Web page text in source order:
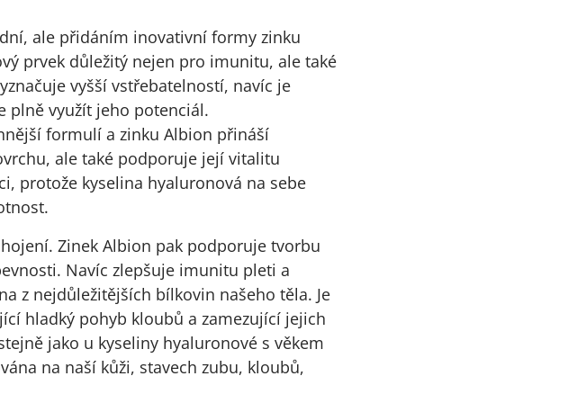
ale přidáním inovativní formy zinku
prvek důležitý nejen pro imunitu, ale také
vyšší vstřebatelností, navíc je
plně využít jeho potenciál.
formulí a zinku Albion přináší
ale také podporuje její vitalitu
protože kyselina hyaluronová na sebe
Zinek Albion pak podporuje tvorbu
Navíc zlepšuje imunitu pleti a
z nejdůležitějších bílkovin našeho těla. Je
hladký pohyb kloubů a zamezující jejich
jako u kyseliny hyaluronové s věkem
na naší kůži, stavech zubu, kloubů,